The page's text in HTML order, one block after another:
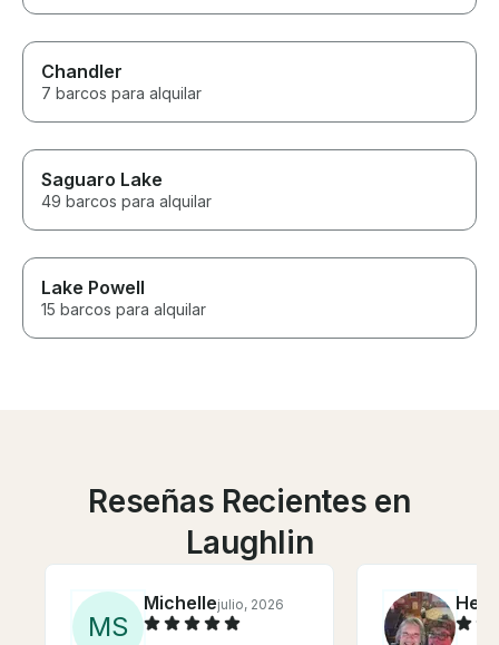
Chandler
7 barcos para alquilar
Saguaro Lake
49 barcos para alquilar
Lake Powell
15 barcos para alquilar
Reseñas Recientes en
Laughlin
MS
Michellejulio, 2026